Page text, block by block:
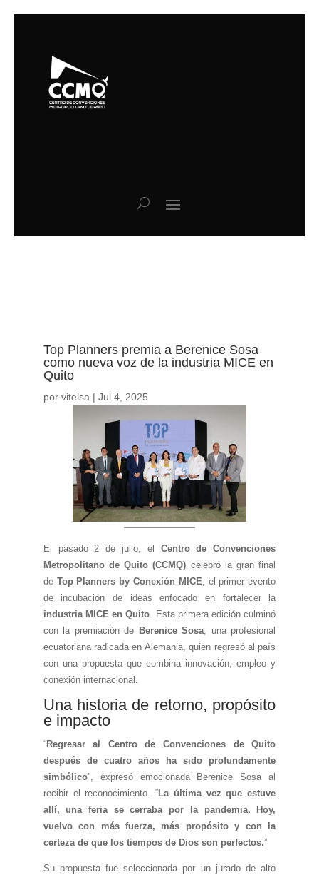
Top Planners premia a Berenice Sosa
como nueva voz de la industria MICE en
Quito
por vitelsa | Jul 4, 2025
El pasado 2 de julio, el Centro de Convenciones
Metropolitano de Quito (CCMQ) celebró la gran final
de Top Planners by Conexión MICE, el primer evento
de incubación de ideas enfocado en fortalecer la
industria MICE en Quito. Esta primera edición culminó
con la premiación de Berenice Sosa, una profesional
ecuatoriana radicada en Alemania, quien regresó al país
con una propuesta que combina innovación, empleo y
conexión internacional.
Una historia de retorno, propósito
e impacto
“Regresar al Centro de Convenciones de Quito
después de cuatro años ha sido profundamente
simbólico”, expresó emocionada Berenice Sosa al
recibir el reconocimiento. “La última vez que estuve
allí, una feria se cerraba por la pandemia. Hoy,
vuelvo con más fuerza, más propósito y con la
certeza de que los tiempos de Dios son perfectos.”
Su propuesta fue seleccionada por un jurado de alto